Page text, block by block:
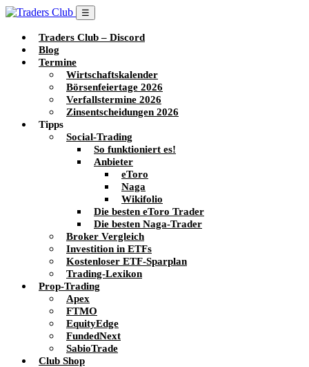
☰
Traders Club – Discord
Blog
Termine
Wirtschaftskalender
Börsenfeiertage 2026
Verfallstermine 2026
Zinsentscheidungen 2026
Tipps
Social-Trading
So funktioniert es!
Anbieter
eToro
Naga
Wikifolio
Die besten eToro Trader
Die besten Naga-Trader
Broker Vergleich
Investition in ETFs
Kostenloser ETF-Sparplan
Trading-Lexikon
Prop-Trading
Apex
FTMO
EquityEdge
FundedNext
SabioTrade
Club Shop